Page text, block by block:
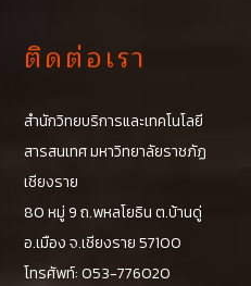
ติดต่อเรา
สำนักวิทยบริการและเทคโนโลยี
สารสนเทศ มหาวิทยาลัยราชภัฏ
เชียงราย
80 หมู่ 9 ถ.พหลโยธิน ต.บ้านดู่
อ.เมือง จ.เชียงราย 57100
โทรศัพท์: 053-776020